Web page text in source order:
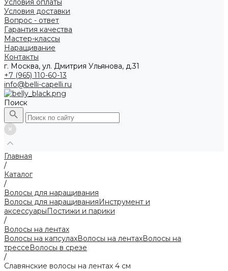
Условия оплаты
Условия доставки
Вопрос - ответ
Гарантия качества
Мастер-классы
Наращивание
Контакты
г. Москва, ул. Дмитрия Ульянова, д.31
+7 (965) 110-60-13
info@belli-capelli.ru
Поиск
Главная
/
Каталог
/
Волосы для наращивания
Волосы для наращиванияИнструмент и
аксессуарыПостижи и парики
/
Волосы на лентах
Волосы на капсулахВолосы на лентахВолосы на
трессеВолосы в срезе
/
Славянские волосы на лентах 4 см